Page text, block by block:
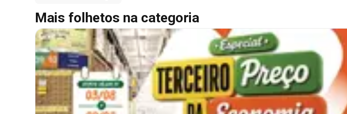
Mais folhetos na categoria